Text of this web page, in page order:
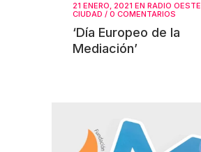
21 ENERO, 2021 EN RADIO OESTE
CIUDAD / 0 COMENTARIOS
‘Día Europeo de la
Mediación’